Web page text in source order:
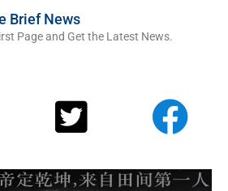
Brief News
Page and Get the Latest News.